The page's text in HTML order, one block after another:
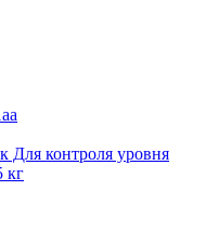
Для контроля уровня
кг